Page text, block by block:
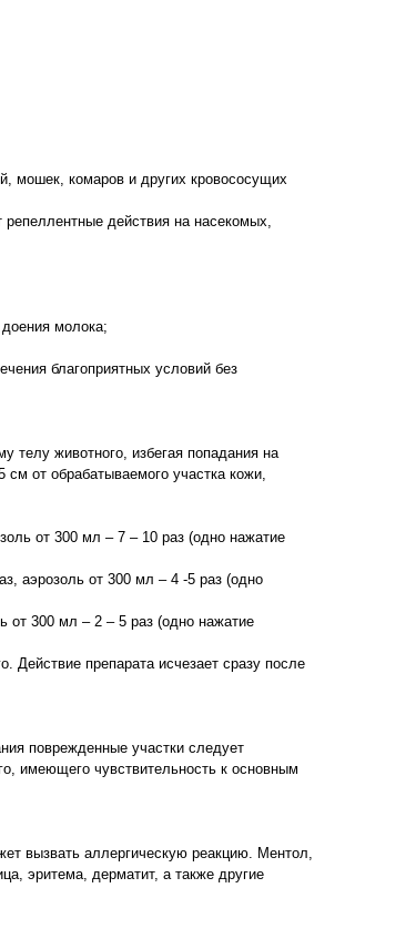
мошек, комаров и других кровососущих
действия на насекомых,
молока;
благоприятных условий без
телу животного, избегая попадания на
от обрабатываемого участка кожи,
от 300 мл – 7 – 10 раз (одно нажатие
аэрозоль от 300 мл – 4 -5 раз (одно
от 300 мл – 2 – 5 раз (одно нажатие
Действие препарата исчезает сразу после
поврежденные участки следует
имеющего чувствительность к основным
вызвать аллергическую реакцию. Ментол,
эритема, дерматит, а также другие